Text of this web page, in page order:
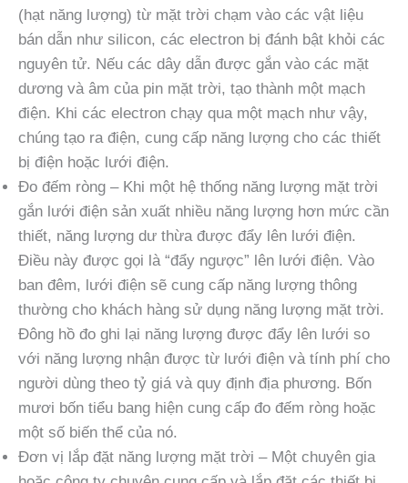
(hạt năng lượng) từ mặt trời chạm vào các vật liệu
bán dẫn như silicon, các electron bị đánh bật khỏi các
nguyên tử. Nếu các dây dẫn được gắn vào các mặt
dương và âm của pin mặt trời, tạo thành một mạch
điện. Khi các electron chạy qua một mạch như vậy,
chúng tạo ra điện, cung cấp năng lượng cho các thiết
bị điện hoặc lưới điện.
Đo đếm ròng – Khi một hệ thống năng lượng mặt trời
gắn lưới điện sản xuất nhiều năng lượng hơn mức cần
thiết, năng lượng dư thừa được đẩy lên lưới điện.
Điều này được gọi là “đẩy ngược” lên lưới điện. Vào
ban đêm, lưới điện sẽ cung cấp năng lượng thông
thường cho khách hàng sử dụng năng lượng mặt trời.
Đông hồ đo ghi lại năng lượng được đẩy lên lưới so
với năng lượng nhận được từ lưới điện và tính phí cho
người dùng theo tỷ giá và quy định địa phương. Bốn
mươi bốn tiểu bang hiện cung cấp đo đếm ròng hoặc
một số biến thể của nó.
Đơn vị lắp đặt năng lượng mặt trời – Một chuyên gia